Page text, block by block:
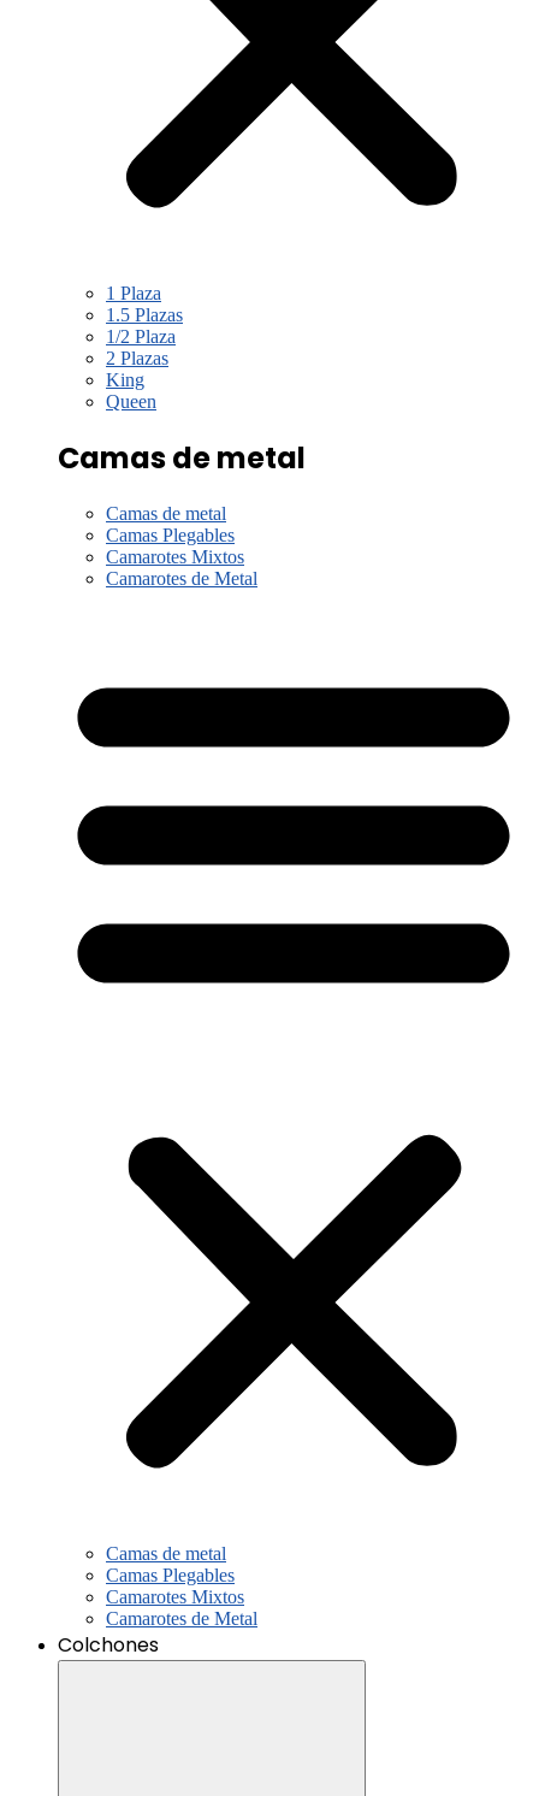
1 Plaza
1.5 Plazas
1/2 Plaza
2 Plazas
King
Queen
Camas de metal
Camas de metal
Camas Plegables
Camarotes Mixtos
Camarotes de Metal
Camas de metal
Camas Plegables
Camarotes Mixtos
Camarotes de Metal
Colchones